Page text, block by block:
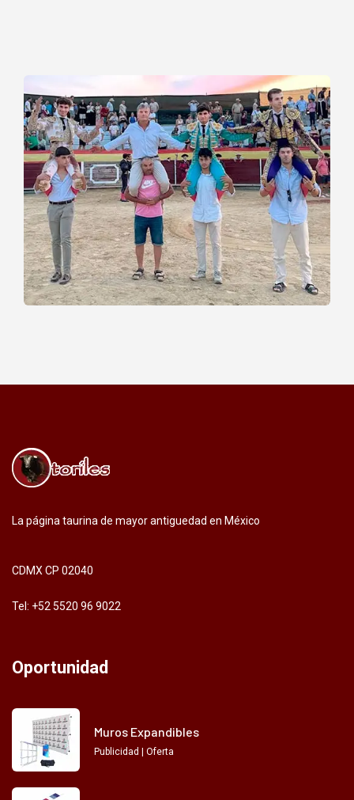
La página taurina de mayor antiguedad en México
CDMX CP 02040
Tel: +52 5520 96 9022
Oportunidad
Muros Expandibles
Publicidad | Oferta